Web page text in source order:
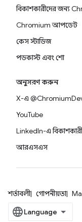
বিকাশকারীদের জন্য
Chromium আপডেট
কেস স্টাডিজ
পডকাস্ট এবং শো
অনুসরণ করুন
X-এ
YouTube
LinkedIn-এ
আরএসএস
শর্তাবলী গোপনীয়তা